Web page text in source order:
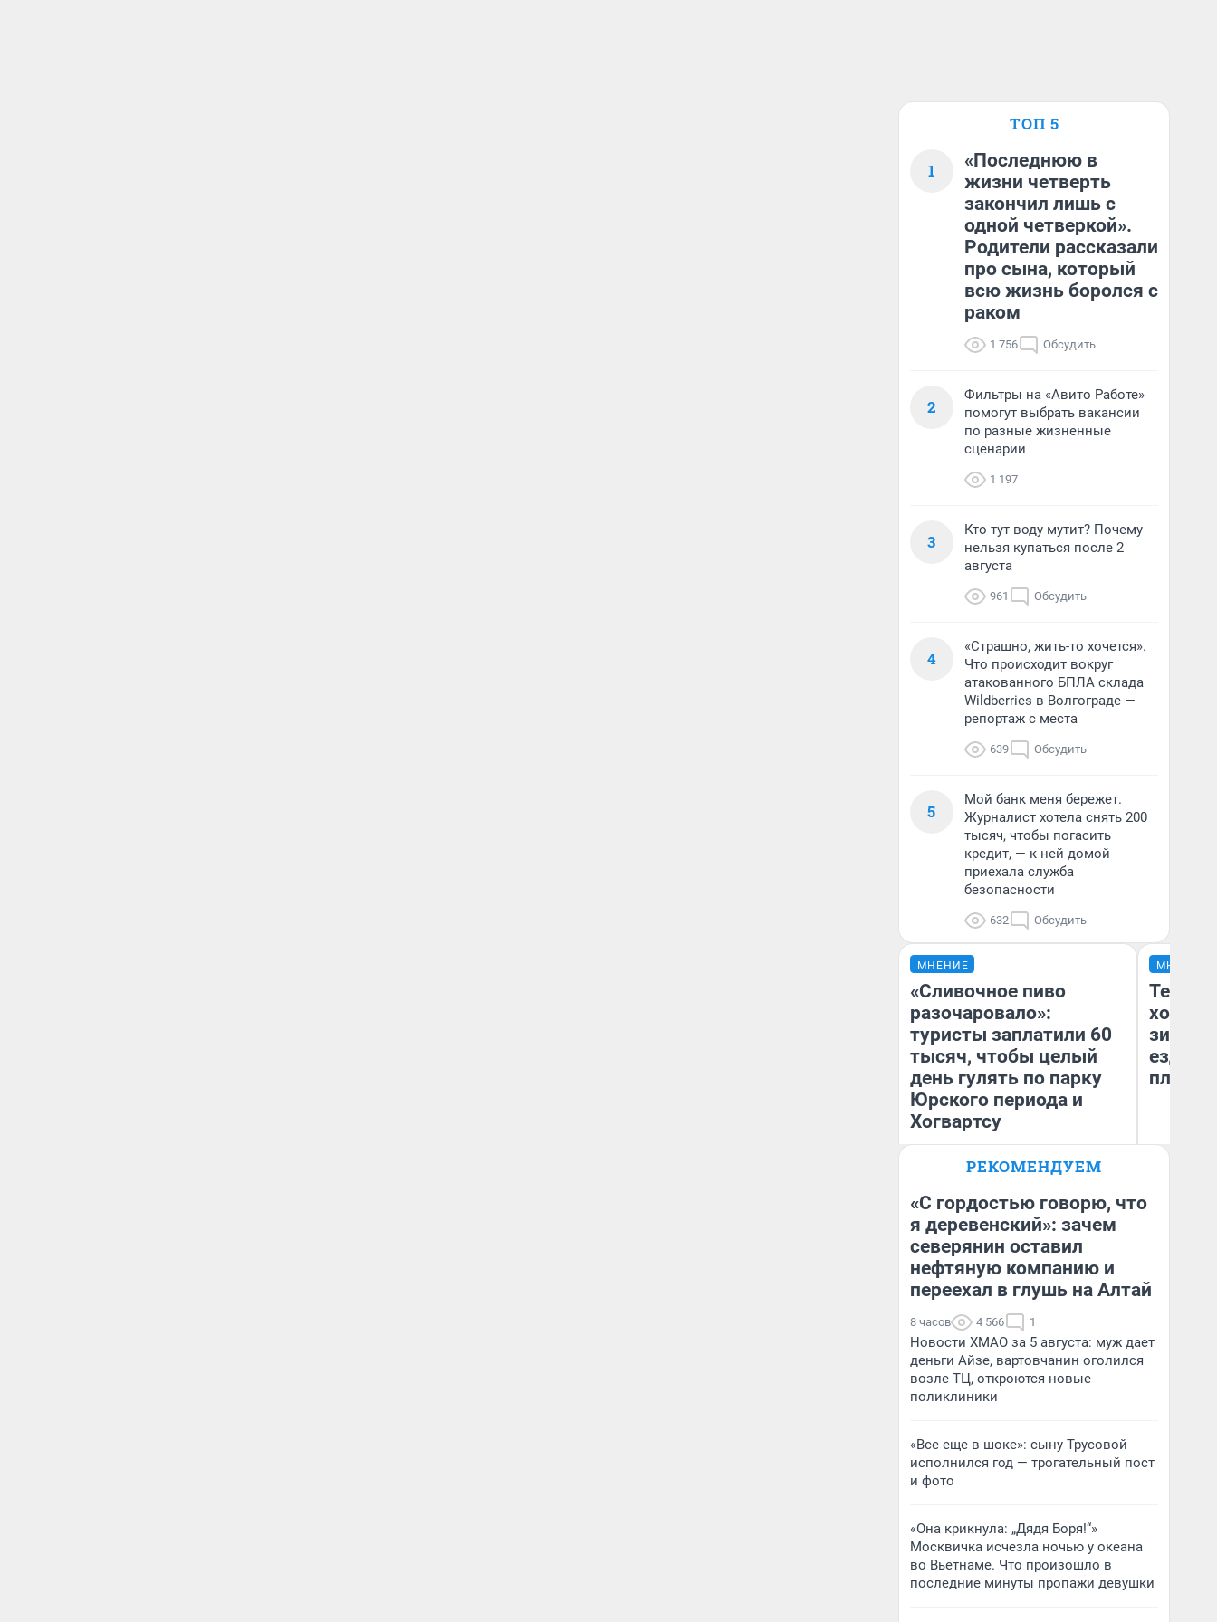
ТОП 5
1
«Последнюю в
жизни четверть
закончил лишь с
одной четверкой».
Родители рассказали
про сына, который
всю жизнь боролся с
раком
1 756 Обсудить
2
Фильтры на «Авито Работе»
помогут выбрать вакансии
по разные жизненные
сценарии
1 197
3
Кто тут воду мутит? Почему
нельзя купаться после 2
августа
961 Обсудить
4
«Страшно, жить-то хочется».
Что происходит вокруг
атакованного БПЛА склада
Wildberries в Волгограде —
репортаж с места
639 Обсудить
5
Мой банк меня бережет.
Журналист хотела снять 200
тысяч, чтобы погасить
кредит, — к ней домой
приехала служба
безопасности
632 Обсудить
МНЕНИЕ
«Сливочное пиво
разочаровало»:
туристы заплатили 60
тысяч, чтобы целый
день гулять по парку
Юрского периода и
Хогвартсу
МНЕНИЕ
Тепло
зимой.
ездит
плюсы
РЕКОМЕНДУЕМ
«С гордостью говорю, что
я деревенский»: зачем
северянин оставил
нефтяную компанию и
переехал в глушь на Алтай
8 часов 4 566 1
Новости ХМАО за 5 августа: муж дает
деньги Айзе, вартовчанин оголился
возле ТЦ, откроются новые
поликлиники
«Все еще в шоке»: сыну Трусовой
исполнился год — трогательный пост
и фото
«Она крикнула: „Дядя Боря!“»
Москвичка исчезла ночью у океана
во Вьетнаме. Что произошло в
последние минуты пропажи девушки